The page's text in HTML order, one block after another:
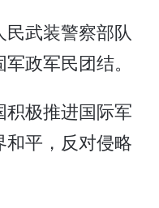
武装警察部队
政军民团结。
极推进国际军
平，反对侵略